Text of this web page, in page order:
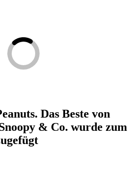
Das Beste von
& Co. wurde zum